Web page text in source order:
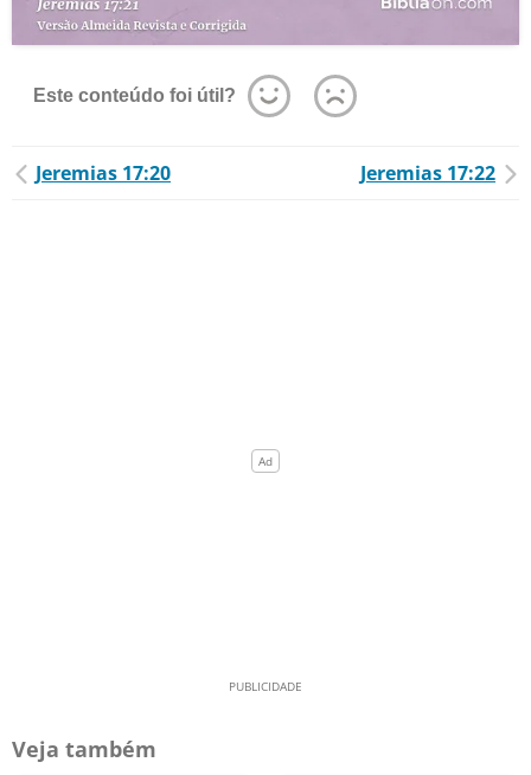
Este conteúdo foi útil?
Jeremias 17:20 Jeremias 17:22
Veja também